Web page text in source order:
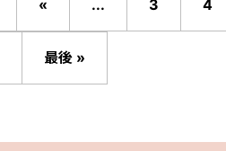
« ... 3 4
最後 »